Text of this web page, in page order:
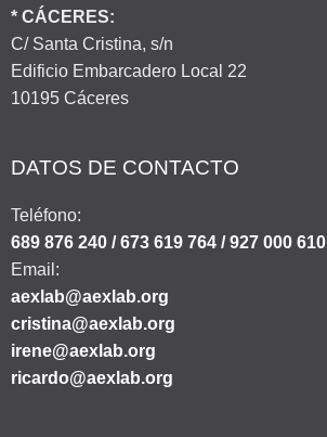
* CÁCERES:
C/ Santa Cristina, s/n
Edificio Embarcadero Local 22
10195 Cáceres
DATOS DE CONTACTO
Teléfono:
689 876 240 / 673 619 764 / 927 000 610
Email:
aexlab@aexlab.org
cristina@aexlab.org
irene@aexlab.org
ricardo@aexlab.org